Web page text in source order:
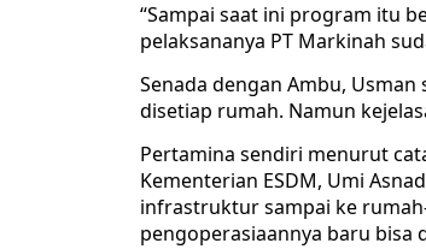
“Sampai saat ini program itu
pelaksananya PT Markinah
Senada dengan Ambu,
disetiap rumah. Namun
Pertamina sendiri menurut
Kementerian ESDM, Umi
infrastruktur sampai ke
pengoperasiaannya baru bisa